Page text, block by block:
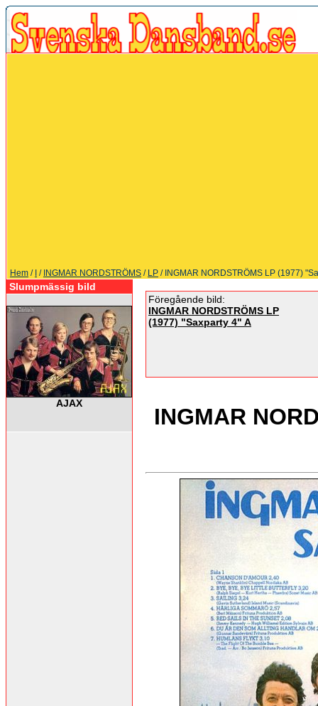
Hem / / INGMAR NORDSTRÖMS / LP / INGMAR NORDSTRÖMS LP (1977)
Slumpmässig bild
AJAX
Föregående bild:
INGMAR NORDSTRÖMS LP
(1977) "Saxparty 4" A
INGMAR